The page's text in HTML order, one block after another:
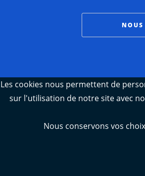
NOUS
Les cookies nous permettent de
sur l'utilisation de notre site avec
Nous conservons vos